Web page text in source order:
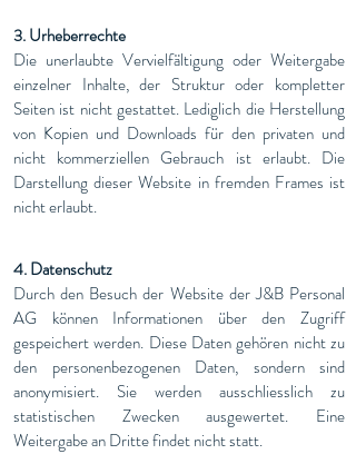
3. Urheberrechte
Die unerlaubte Vervielfältigung oder Weitergabe
einzelner Inhalte, der Struktur oder kompletter
Seiten ist nicht gestattet. Lediglich die Herstellung
von Kopien und Downloads für den privaten und
nicht kommerziellen Gebrauch ist erlaubt. Die
Darstellung dieser Website in fremden Frames ist
nicht erlaubt.
4. Datenschutz
Durch den Besuch der Website der J&B Personal
AG können Informationen über den Zugriff
gespeichert werden. Diese Daten gehören nicht zu
den personenbezogenen Daten, sondern sind
anonymisiert. Sie werden ausschliesslich zu
statistischen Zwecken ausgewertet. Eine
Weitergabe an Dritte findet nicht statt.